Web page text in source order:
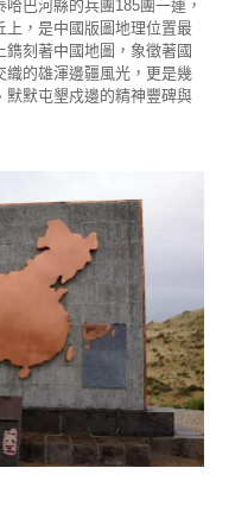
哈巴河縣的兵團185團一連，
，是中國版圖地理位置最
刻著中國地圖，象徵著國
織的雄渾邊疆風光，更是幾
默屯墾戍邊的精神豐碑與